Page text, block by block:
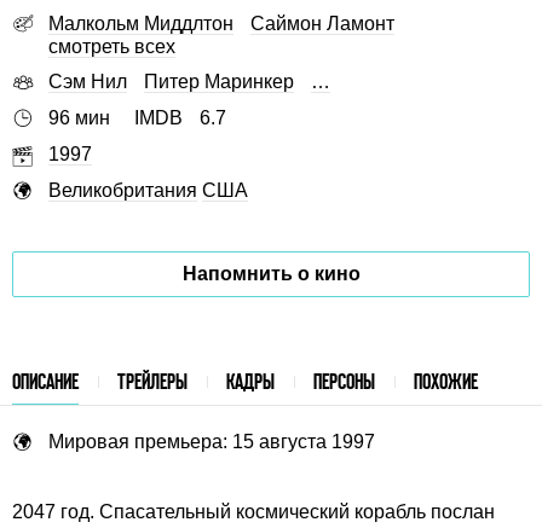
Малкольм Миддлтон
Саймон Ламонт
смотреть всех
Сэм Нил
Питер Маринкер
…
96 мин
IMDB
6.7
1997
Великобритания США
Напомнить о кино
ОПИСАНИЕ ТРЕЙЛЕРЫ КАДРЫ ПЕРСОНЫ ПОХОЖИЕ
Мировая премьера: 15 августа 1997
2047 год. Спасательный космический корабль послан